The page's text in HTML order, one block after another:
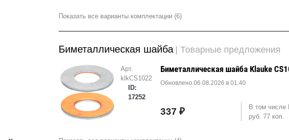
Показать все варианты комплектации (6)
Биметаллическая шайба | Товарные предложения
Арт.
klkCS1022
ID:
17252
Биметаллическая шайба Klauke
Обновлено 06.08.2026 в 01:40
337 ₽
В том
руб. 77 коп.